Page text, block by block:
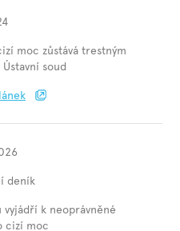
moc zůstává trestným
soud
deník
vyjádří k neoprávněné
cizí moc